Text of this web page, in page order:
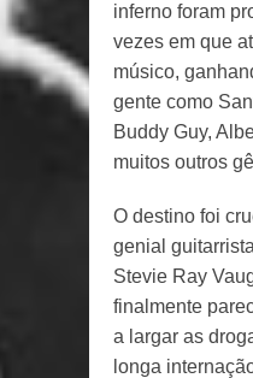
inferno foram
vezes em que
músico,
gente como
Buddy Guy,
muitos outros
O destino foi
genial
Stevie Ray
finalmente
a largar as
longa